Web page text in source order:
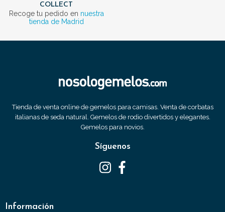
COLLECT
Recoge tu pedido en nuestra
tienda de Madrid
Tienda de venta online de gemelos para camisas. Venta de corbatas
italianas de seda natural. Gemelos de rodio divertidos y elegantes.
Gemelos para novios.
Síguenos
Información